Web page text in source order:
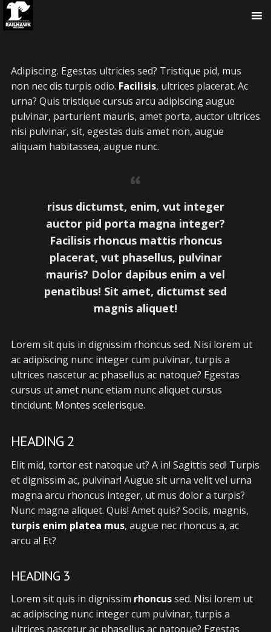
Adipiscing. Egestas ultricies sed? Tristique pid, mus
non nec dis turpis odio. Facilisis, ultrices placerat. Ac
urna? Quis tristique cursus arcu adipiscing augue
pulvinar, parturient mauris, amet porta, auctor ultrices
nisi pulvinar, sit, egestas duis amet non, augue
aliquam habitassea, augue nunc.
risus dictumst, enim, vut integer
auctor pid porta magna integer?
Facilisis rhoncus mattis rhoncus
placerat, vut phasellus, pulvinar
mauris? Dolor dapibus enim a vel
penatibus! Sit amet, dictumst sed
magnis aliquet!
Lorem sit quis in dignissim rhoncus sed. Nisi lorem ut
ac adipiscing nunc integer cum pulvinar, turpis a
ultrices nascetur ac phasellus ac natoque? Egestas
cursus ut amet nunc etiam nunc aliquet cursus
tincidunt. Montes scelerisque.
HEADING 2
Elit mid, tortor est natoque ut? A in! Sagittis sed! Turpis
et dignissim ac, pulvinar! Augue sit urna velit vel urna
magna arcu rhoncus integer, ut mus dolor a turpis?
Nunc magna aliquet. Quis! Amet quis? Sociis, magnis,
turpis enim platea mus, augue nec rhoncus a, ac
arcu a! Et?
HEADING 3
Lorem sit quis in dignissim rhoncussed. Nisi lorem ut
ac adipiscing nunc integer cum pulvinar, turpis a
ultrices nascetur ac phasellus ac natoque? Egestas